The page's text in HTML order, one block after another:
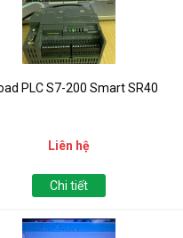
PLC S7-200 Smart SR40
Liên hệ
Chi tiết